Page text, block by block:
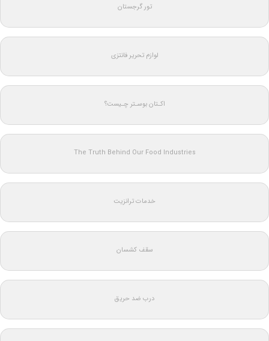
تور گرجستان
لوازم تحریر فانتزی
اکـتان بوسـتر چـیست؟
The Truth Behind Our Food Industries
خدمات ترانزیت
سقف کشسان
درب ضد حریق